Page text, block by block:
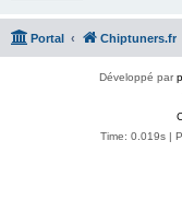
Portal Chiptuners.fr
Développé par
Time: 0.019s |